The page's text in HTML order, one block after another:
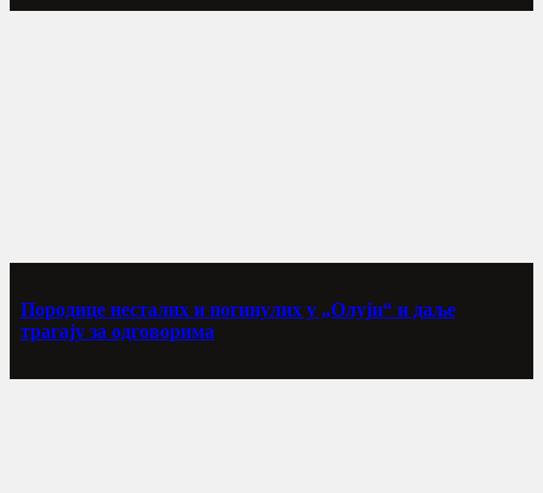
Породице несталих и погинулих у „Олуји“ и даље
трагају за одговорима